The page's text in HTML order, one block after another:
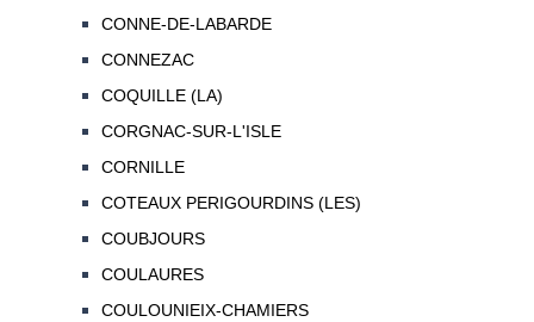
CONNE-DE-LABARDE
CONNEZAC
COQUILLE (LA)
CORGNAC-SUR-L'ISLE
CORNILLE
COTEAUX PERIGOURDINS (LES)
COUBJOURS
COULAURES
COULOUNIEIX-CHAMIERS